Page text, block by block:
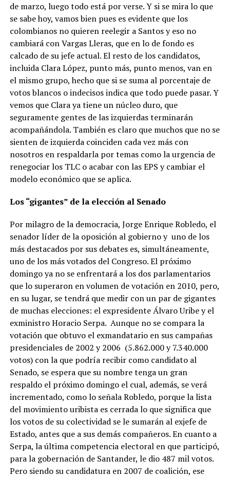
de marzo, luego todo está por verse. Y si se mira lo que
se sabe hoy, vamos bien pues es evidente que los
colombianos no quieren reelegir a Santos y eso no
cambiará con Vargas Lleras, que en lo de fondo es
calcado de su jefe actual. El resto de los candidatos,
incluida Clara López, punto más, punto menos, van en
el mismo grupo, hecho que si se suma al porcentaje de
votos blancos o indecisos indica que todo puede pasar. Y
vemos que Clara ya tiene un núcleo duro, que
seguramente gentes de las izquierdas terminarán
acompañándola. También es claro que muchos que no se
sienten de izquierda coinciden cada vez más con
nosotros en respaldarla por temas como la urgencia de
renegociar los TLC o acabar con las EPS y cambiar el
modelo económico que se aplica.
Los “gigantes” de la elección al Senado
Por milagro de la democracia, Jorge Enrique Robledo, el
senador líder de la oposición al gobierno y uno de los
más destacados por sus debates es, simultáneamente,
uno de los más votados del Congreso. El próximo
domingo ya no se enfrentará a los dos parlamentarios
que lo superaron en volumen de votación en 2010, pero,
en su lugar, se tendrá que medir con un par de gigantes
de muchas elecciones: el expresidente Álvaro Uribe y el
exministro Horacio Serpa. Aunque no se compara la
votación que obtuvo el exmandatario en sus campañas
presidenciales de 2002 y 2006 (5.862.000 y 7.340.000
votos) con la que podría recibir como candidato al
Senado, se espera que su nombre tenga un gran
respaldo el próximo domingo el cual, además, se verá
incrementado, como lo señala Robledo, porque la lista
del movimiento uribista es cerrada lo que significa que
los votos de su colectividad se le sumarán al exjefe de
Estado, antes que a sus demás compañeros. En cuanto a
Serpa, la última competencia electoral en que participó,
para la gobernación de Santander, le dio 487 mil votos.
Pero siendo su candidatura en 2007 de coalición, ese